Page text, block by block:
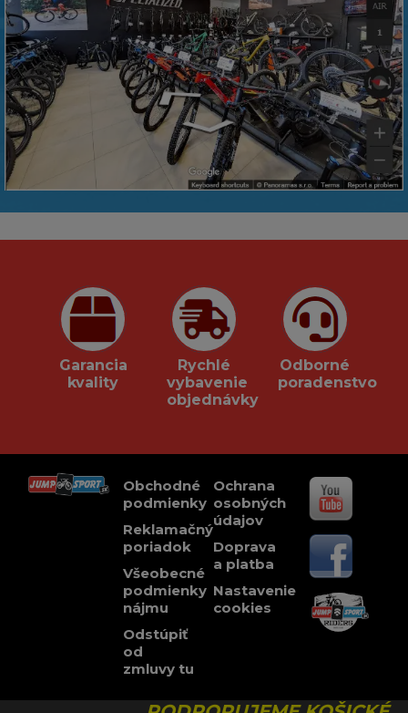
Garancia
kvality
Rychlé
vybavenie
objednávky
Odborné
poradenstvo
Obchodné
podmienky
Reklamačný
poriadok
Všeobecné
podmienky
nájmu
Odstúpiť
od
zmluvy tu
Ochrana
osobných
údajov
Doprava
a platba
Nastavenie
cookies